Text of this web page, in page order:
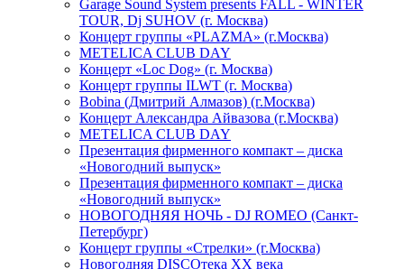
Garage Sound System presents FALL - WINTER
TOUR, Dj SUHOV (г. Москва)
Концерт группы «PLAZMA» (г.Москва)
METELICA CLUB DAY
Концерт «Loc Dog» (г. Москва)
Концерт группы ILWT (г. Москва)
Bobina (Дмитрий Алмазов) (г.Москва)
Концерт Александра Айвазова (г.Москва)
METELICA CLUB DAY
Презентация фирменного компакт – диска
«Новогодний выпуск»
Презентация фирменного компакт – диска
«Новогодний выпуск»
НОВОГОДНЯЯ НОЧЬ - DJ ROMEO (Санкт-
Петербург)
Концерт группы «Стрелки» (г.Москва)
Новогодняя DISCOтека ХХ века